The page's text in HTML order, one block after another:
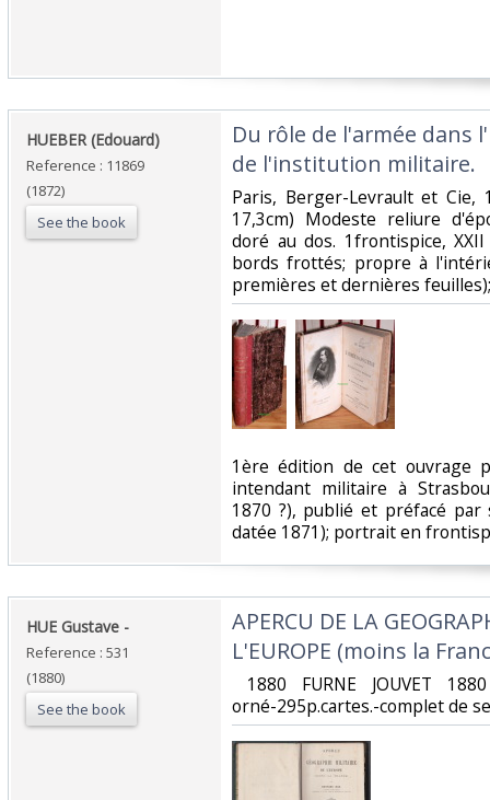
‎HUEBER (Edouard)‎
Reference : 11869
(1872)
See the book
‎Du rôle de l'armée dans
de l'institution militaire.‎
‎Paris, Berger-Levrault et Cie,
17,3cm) Modeste reliure
doré au dos. 1frontispice,
bords frottés; propre à
premières et dernières
‎1ère édition de cet ouvrage
intendant militaire à
1870 ?), publié et préfacé
datée 1871); portrait en
‎HUE Gustave - ‎
Reference : 531
(1880)
See the book
‎APERCU DE LA
L'EUROPE (moins la
1880 FURNE JOUVET
orné-295p.cartes.-complet de